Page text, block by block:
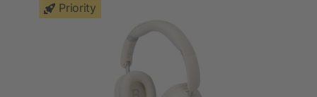
Priority